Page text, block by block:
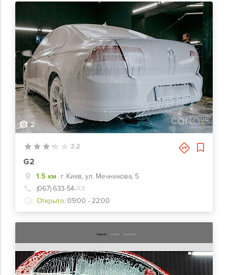
2
3.2
G2
1.5 км г. Киев, ул. Мечникова, 5
(067) 633-54-ХХ
Открыто: 09:00 - 22:00